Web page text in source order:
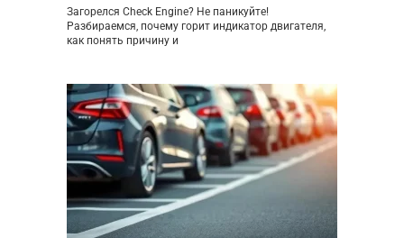
Загорелся Check Engine? Не паникуйте!
Разбираемся, почему горит индикатор двигателя,
как понять причину и